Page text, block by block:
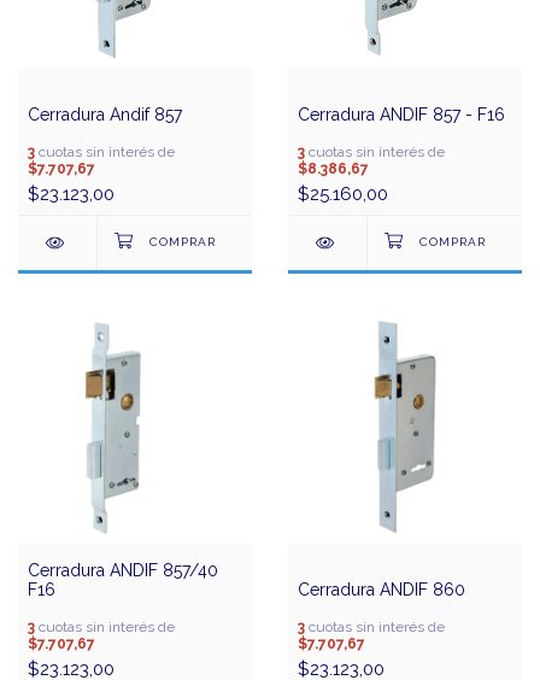
Cerradura Andif 857
3 cuotas sin interés de
$7.707,67
$23.123,00
Cerradura ANDIF 857 - F16
3 cuotas sin interés de
$8.386,67
$25.160,00
Cerradura ANDIF 857/40
F16
3 cuotas sin interés de
$7.707,67
$23.123,00
Cerradura ANDIF 860
3 cuotas sin interés de
$7.707,67
$23.123,00